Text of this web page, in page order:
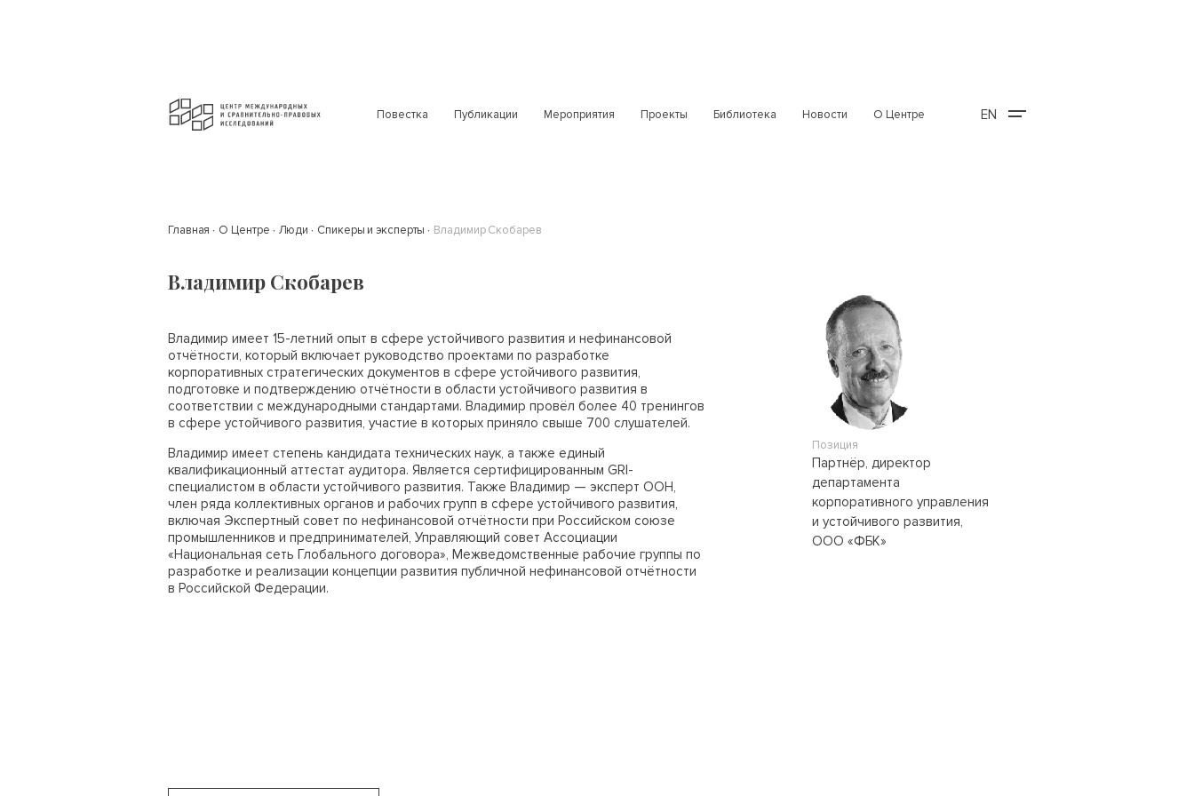
Повестка Публикации Мероприятия Проекты Библиотека Новости О Центре EN
Главная О Центре Люди Спикеры и эксперты Владимир Скобарев
Владимир Скобарев
Владимир имеет 15-летний опыт в сфере устойчивого развития и нефинансовой
отчётности, который включает руководство проектами по разработке
корпоративных стратегических документов в сфере устойчивого развития,
подготовке и подтверждению отчётности в области устойчивого развития в
соответствии с международными стандартами. Владимир провёл более 40 тренингов
в сфере устойчивого развития, участие в которых приняло свыше 700 слушателей.
Владимир имеет степень кандидата технических наук, а также единый
квалификационный аттестат аудитора. Является сертифицированным GRI-
специалистом в области устойчивого развития. Также Владимир — эксперт ООН,
член ряда коллективных органов и рабочих групп в сфере устойчивого развития,
включая Экспертный совет по нефинансовой отчётности при Российском союзе
промышленников и предпринимателей, Управляющий совет Ассоциации
«Национальная сеть Глобального договора», Межведомственные рабочие группы по
разработке и реализации концепции развития публичной нефинансовой отчётности
в Российской Федерации.
Позиция
Партнёр, директор
департамента
корпоративного управления
и устойчивого развития,
ООО «ФБК»